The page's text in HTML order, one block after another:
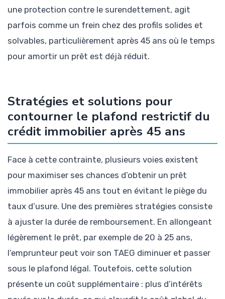
une protection contre le surendettement, agit
parfois comme un frein chez des profils solides et
solvables, particulièrement après 45 ans où le temps
pour amortir un prêt est déjà réduit.
Stratégies et solutions pour
contourner le plafond restrictif du
crédit immobilier après 45 ans
Face à cette contrainte, plusieurs voies existent
pour maximiser ses chances d’obtenir un prêt
immobilier après 45 ans tout en évitant le piège du
taux d’usure. Une des premières stratégies consiste
à ajuster la durée de remboursement. En allongeant
légèrement le prêt, par exemple de 20 à 25 ans,
l’emprunteur peut voir son TAEG diminuer et passer
sous le plafond légal. Toutefois, cette solution
présente un coût supplémentaire : plus d’intérêts